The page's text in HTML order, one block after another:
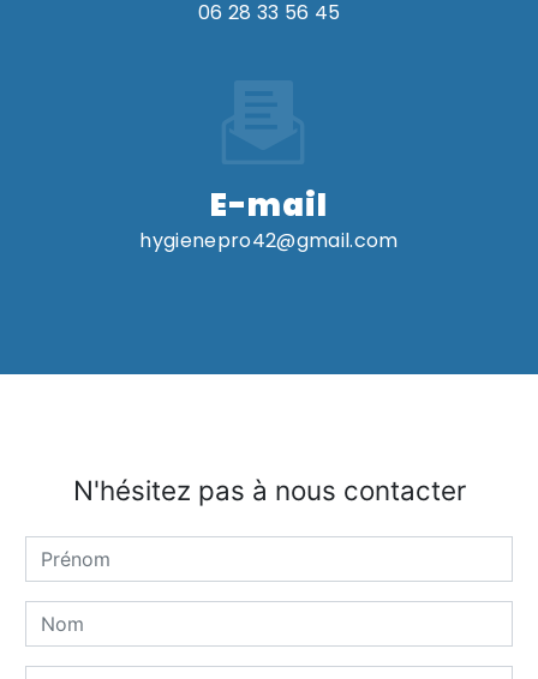
06 28 33 56 45
E-mail
hygienepro42@gmail.com
N'hésitez pas à nous contacter